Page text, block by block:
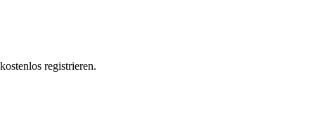
registrieren.